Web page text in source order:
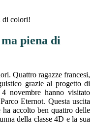
di colori!
piena di
Quattro ragazze francesi,
grazie al progetto di
novembre hanno visitato
Eternot. Questa uscita
accolto ben quattro delle
della classe 4D e la sua